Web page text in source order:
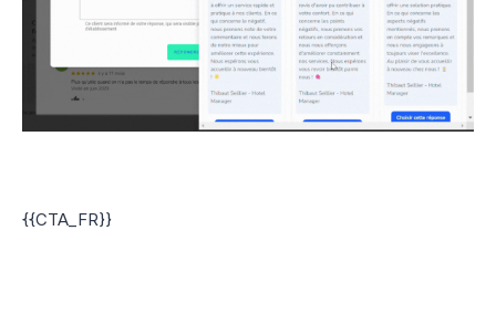
{{CTA_FR}}